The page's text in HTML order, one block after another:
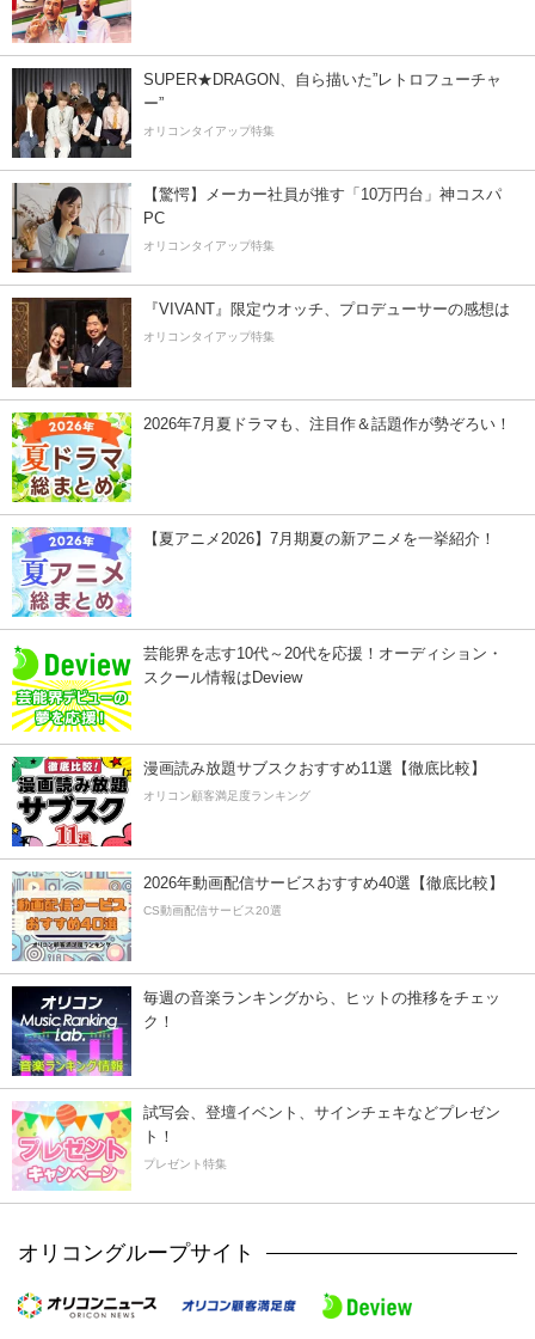
SUPER★DRAGON、自ら描いた”レトロフューチャ
ー”
オリコンタイアップ特集
【驚愕】メーカー社員が推す「10万円台」神コスパ
PC
オリコンタイアップ特集
『VIVANT』限定ウオッチ、プロデューサーの感想は
オリコンタイアップ特集
2026年7月夏ドラマも、注目作＆話題作が勢ぞろい！
【夏アニメ2026】7月期夏の新アニメを一挙紹介！
芸能界を志す10代～20代を応援！オーディション・
スクール情報はDeview
漫画読み放題サブスクおすすめ11選【徹底比較】
オリコン顧客満足度ランキング
2026年動画配信サービスおすすめ40選【徹底比較】
CS動画配信サービス20選
毎週の音楽ランキングから、ヒットの推移をチェッ
ク！
試写会、登壇イベント、サインチェキなどプレゼン
ト！
プレゼント特集
オリコングループサイト